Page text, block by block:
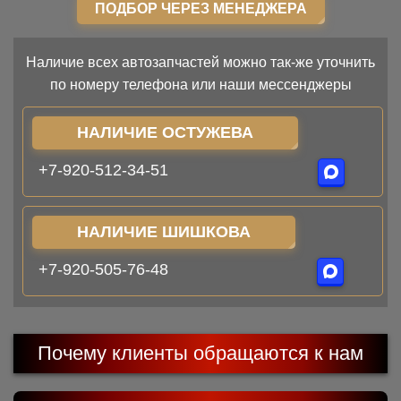
ПОДБОР ЧЕРЕЗ МЕНЕДЖЕРА
Наличие всех автозапчастей можно так-же уточнить
по номеру телефона или наши мессенджеры
НАЛИЧИЕ ОСТУЖЕВА
+7-920-512-34-51
НАЛИЧИЕ ШИШКОВА
+7-920-505-76-48
Почему клиенты обращаются к нам